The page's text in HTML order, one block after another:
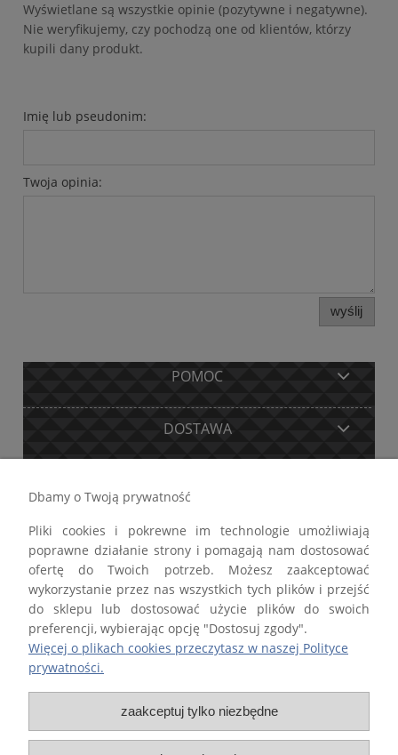
Wyświetlane są wszystkie opinie (pozytywne i negatywne).
Nie weryfikujemy, czy pochodzą one od klientów, którzy
kupili dany produkt.
Imię lub pseudonim:
Twoja opinia:
wyślij
POMOC
DOSTAWA
GWARANCJA I ZWROTY
O FIRMIE
Firma STALTECH Paweł Lewandowski wpisana do Centralnej Ewidencji i
Informacji o Działalności Gospodarczej Rzeczypospolitej Polskiej
prowadzonej przez Ministra właściwego d.s. gospodarki.
Dbamy o Twoją prywatność
Pliki cookies i pokrewne im technologie umożliwiają
poprawne działanie strony i pomagają nam dostosować
ofertę do Twoich potrzeb. Możesz zaakceptować
wykorzystanie przez nas wszystkich tych plików i przejść
do sklepu lub dostosować użycie plików do swoich
preferencji, wybierając opcję "Dostosuj zgody".
Więcej o plikach cookies przeczytasz w naszej Polityce
prywatności.
zaakceptuj tylko niezbędne